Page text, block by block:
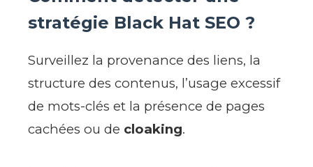
stratégie Black Hat SEO ?
Surveillez la provenance des liens, la
structure des contenus, l’usage excessif
de mots-clés et la présence de pages
cachées ou de cloaking.